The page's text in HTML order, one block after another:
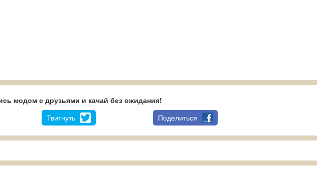
модом с друзьями и качай без ожидания!
Твитнуть Поделиться